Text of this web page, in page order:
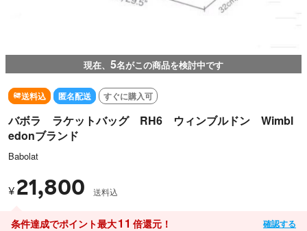
現在、 5名がこの商品を検討中です
送料込 匿名配送 すぐに購入可
バボラ ラケットバッグ RH6 ウィンブルドン Wimbl
edonブランド
Babolat
¥ 21,800 送料込
条件達成でポイント最大11 倍還元！ 確認する